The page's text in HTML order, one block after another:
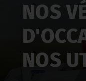
NOS
NOS